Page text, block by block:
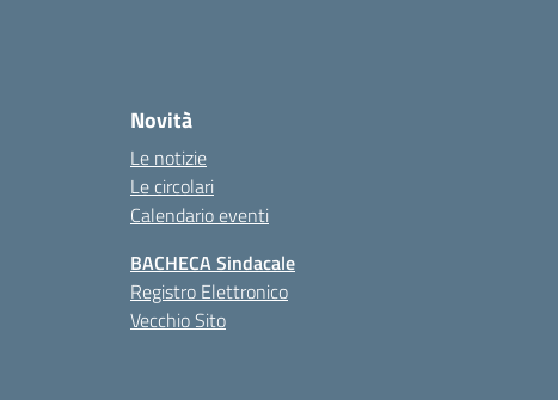
Novità
Le notizie
Le circolari
Calendario eventi
BACHECA Sindacale
Registro Elettronico
Vecchio Sito